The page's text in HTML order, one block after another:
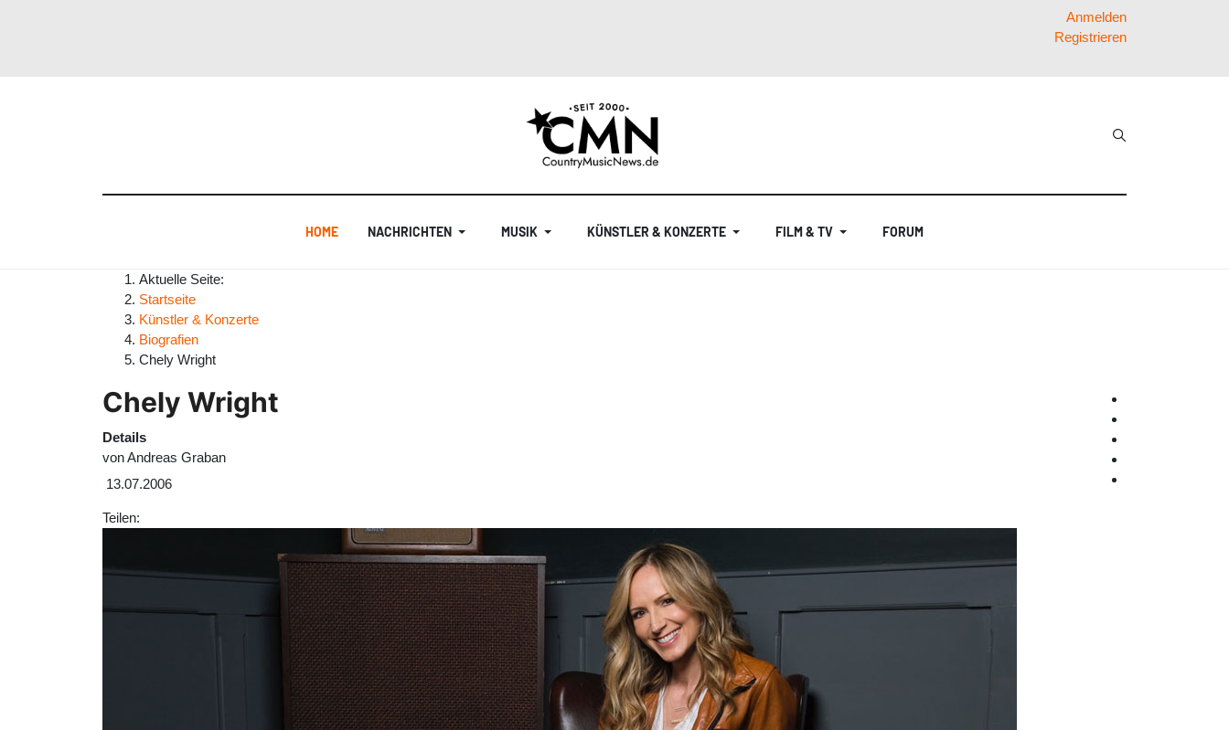
Anmelden
Registrieren
HOME NACHRICHTEN MUSIK KÜNSTLER & KONZERTE FILM & TV FORUM
Aktuelle Seite:
Startseite
Künstler & Konzerte
Biografien
Chely Wright
Chely Wright
Details
vonAndreas Graban
13.07.2006
Teilen: